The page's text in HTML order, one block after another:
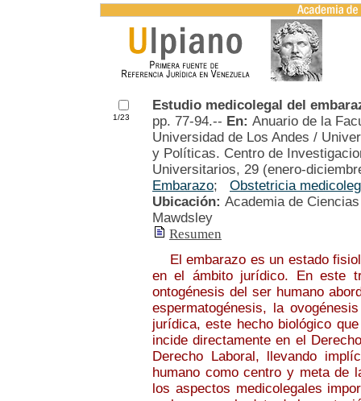
1/23
Estudio medicolegal del
pp. 77-94.-- En: Anuario de la
Universidad de Los Andes /
y Políticas. Centro de
Universitarios, 29 (enero-
Embarazo; Obstetricia
Ubicación: Academia de
Mawdsley
Resumen
El embarazo es un estado
en el ámbito jurídico. En este
ontogénesis del ser humano
espermatogénesis, la
jurídica, este hecho biológico
incide directamente en el
Derecho Laboral, llevando
humano como centro y meta de
los aspectos medicolegales